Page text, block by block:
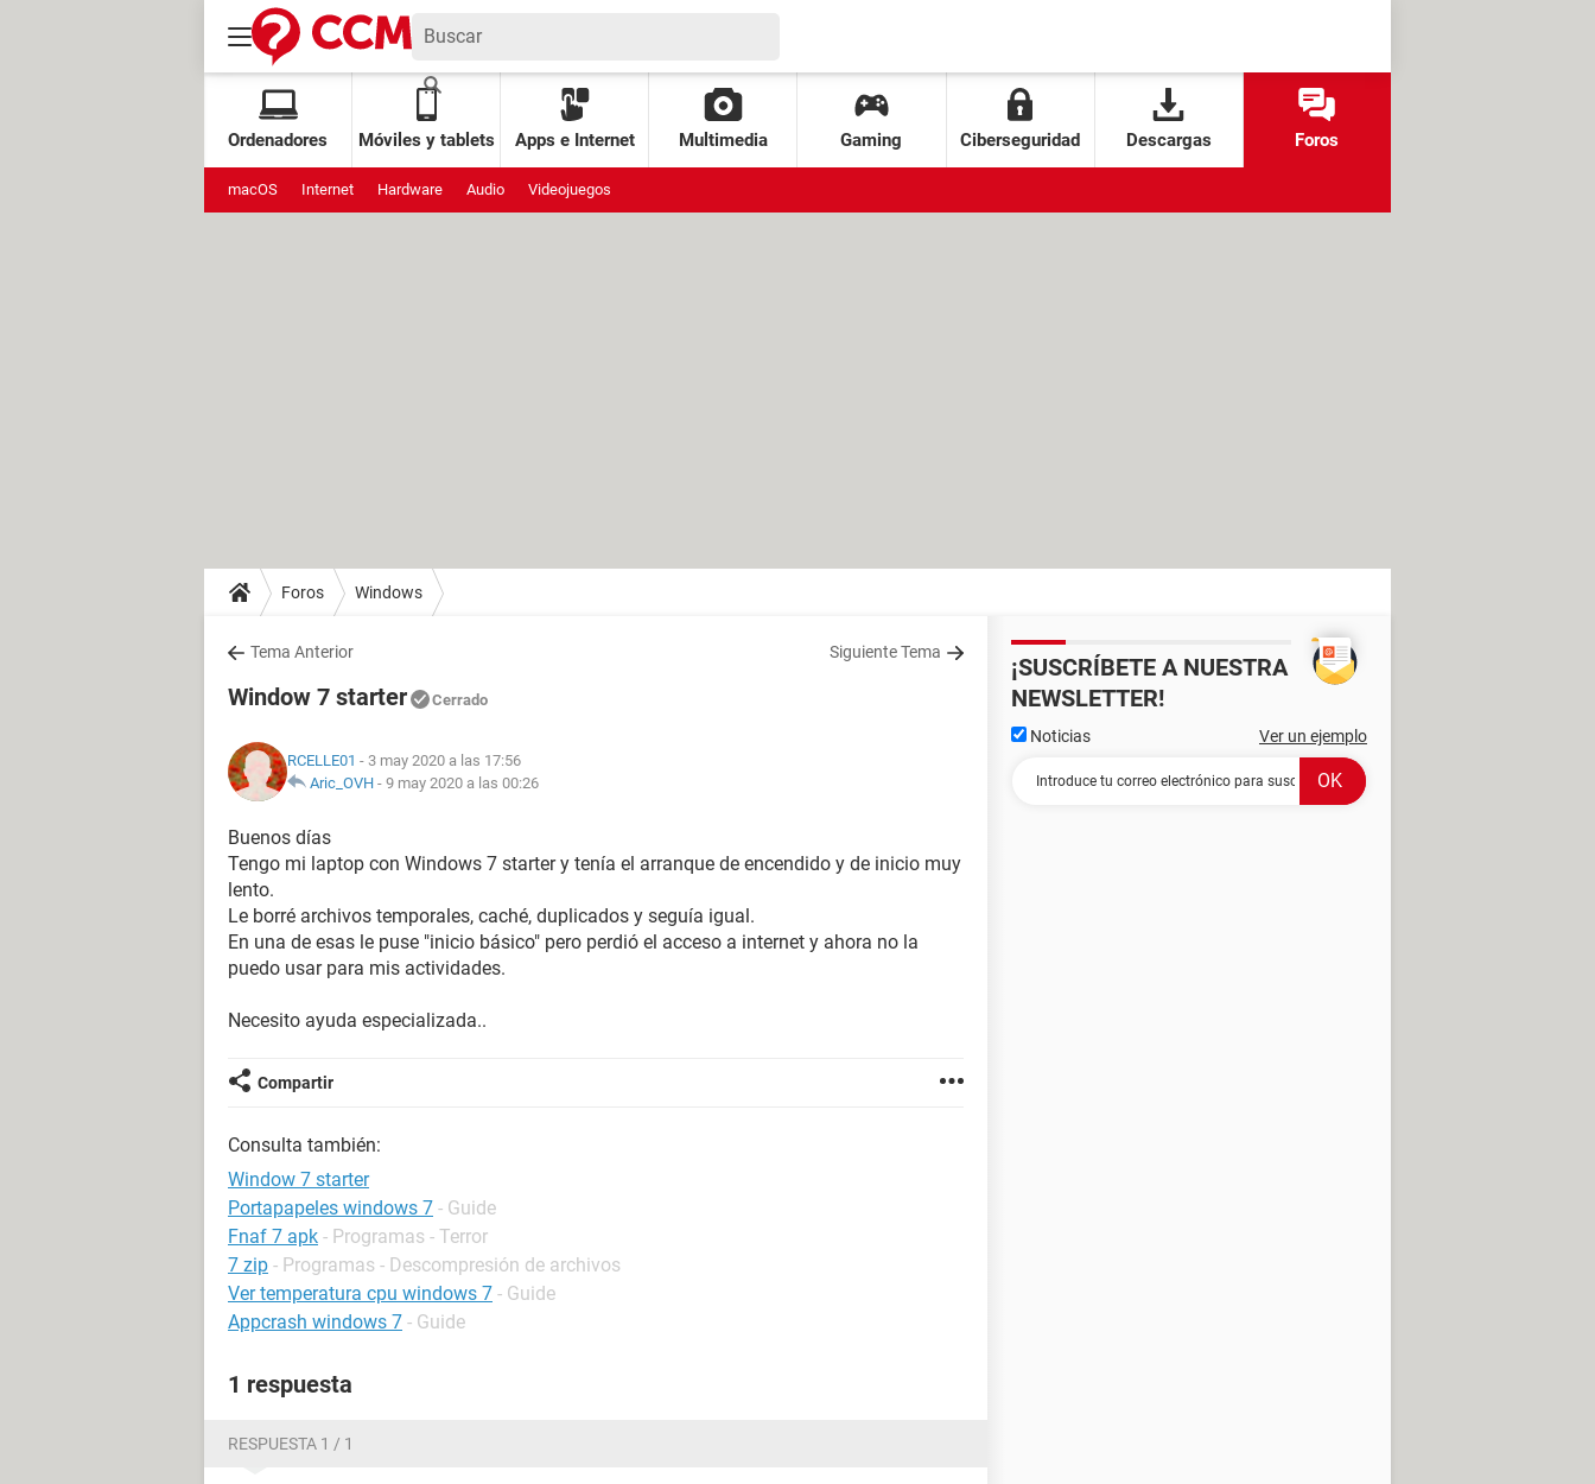
Ordenadores Móviles y tablets Apps e Internet Multimedia Gaming Ciberseguridad Descargas Foros
macOS Internet Hardware Audio Videojuegos
Foros Windows
Tema Anterior Siguiente Tema
Window 7 starter Cerrado
RCELLE01 - 3 may 2020 a las 17:56
Aric_OVH - 9 may 2020 a las 00:26
Buenos días
Tengo mi laptop con Windows 7 starter y tenía el arranque de encendido y de inicio muy
lento.
Le borré archivos temporales, caché, duplicados y seguía igual.
En una de esas le puse "inicio básico" pero perdió el acceso a internet y ahora no la
puedo usar para mis actividades.
Necesito ayuda especializada..
Compartir
Consulta también:
Window 7 starter
Portapapeles windows 7 - Guide
Fnaf 7 apk - Programas - Terror
7 zip - Programas - Descompresión de archivos
Ver temperatura cpu windows 7 - Guide
Appcrash windows 7 - Guide
1 respuesta
RESPUESTA 1 / 1
¡SUSCRÍBETE A NUESTRA
NEWSLETTER!
Noticias Ver un ejemplo